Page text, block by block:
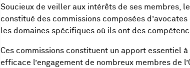
Soucieux de veiller aux intérêts de ses membres,
constitué des commissions composées
les domaines spécifiques où ils ont des
Ces commissions constituent un apport essentiel
efficace l’engagement de nombreux membres de